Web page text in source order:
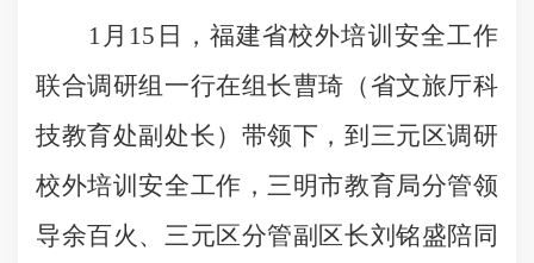
1月15日，福建省校外培训安全工作
联合调研组一行在组长曹琦（省文旅厅科
技教育处副处长）带领下，到三元区调研
校外培训安全工作，三明市教育局分管领
导余百火、三元区分管副区长刘铭盛陪同